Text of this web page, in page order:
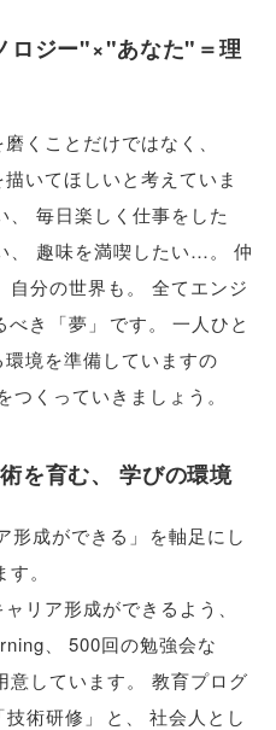
ロジー"×"あなた"＝理
くことだけではなく
いてほしいと考えていま
毎日楽しく仕事をした
趣味を満喫したい…。
仲
自分の世界も 。
全てエンジ
べき 「夢 」 です。
一人ひと
境を準備していますの
つくっていきましょう 。
を育む、 学びの環境
形成ができる 」
を軸足にし
す。
リア形成ができるよう
500回の勉強会な
意しています。
教育プログ
「技術研修 」 と
社会人とし